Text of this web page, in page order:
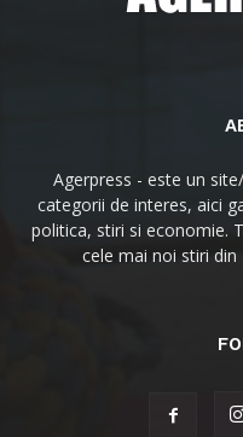
Agerpress - este un
categorii de interes, aici
politica, stiri si economie.
cele mai noi stiri